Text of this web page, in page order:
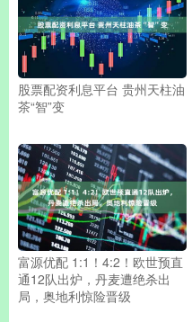
股票配资利息平台 贵州天柱油
茶“智”变
富源优配 1:1！4:2！欧世预直
通12队出炉，丹麦遭绝杀出
局，奥地利惊险晋级